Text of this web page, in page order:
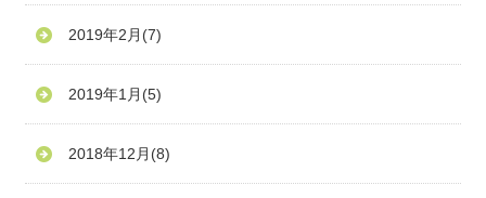
2019年2月 (7)
2019年1月 (5)
2018年12月 (8)